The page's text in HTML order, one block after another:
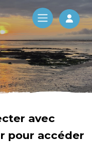
Log
avec
pour accéder